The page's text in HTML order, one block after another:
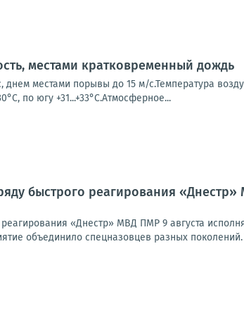
местами кратковременный дождь
местами порывы до 15 м/с.Температура
по югу +31...+33°С.Атмосферное...
быстрого реагирования
«Днестр» МВД ПМР 9 августа
объединило спецназовцев разных поколений.